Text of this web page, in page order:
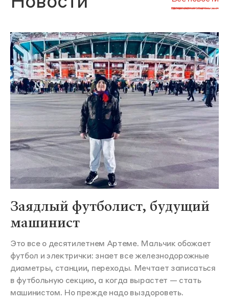
Заядлый футболист, будущий
машинист
Это все о десятилетнем Артеме. Мальчик обожает
футбол и электрички: знает все железнодорожные
диаметры, станции, переходы. Мечтает записаться
в футбольную секцию, а когда вырастет — стать
машинистом. Но прежде надо выздороветь.